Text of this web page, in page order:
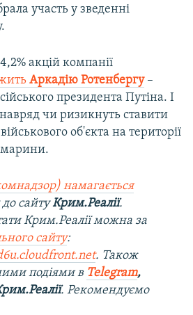
участь у зведенні
акцій компанії
Аркадію Ротенбергу–
президента Путіна. І
навряд чи ризикнуть ставити
об'єкта на території
марини.
намагається
сайтуКрим.Реалії.
Крим.Реалії можна за
сайту:
. Також
подіями в Telegram,
. Рекомендуємо